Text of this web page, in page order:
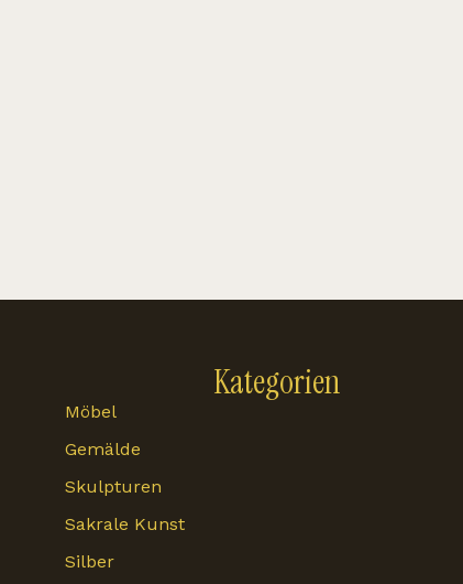
Kategorien
Möbel
Gemälde
Skulpturen
Sakrale Kunst
Silber